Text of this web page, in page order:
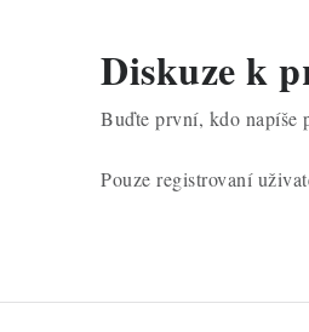
Diskuze k
Buďte první, kdo napíše
Pouze registrovaní